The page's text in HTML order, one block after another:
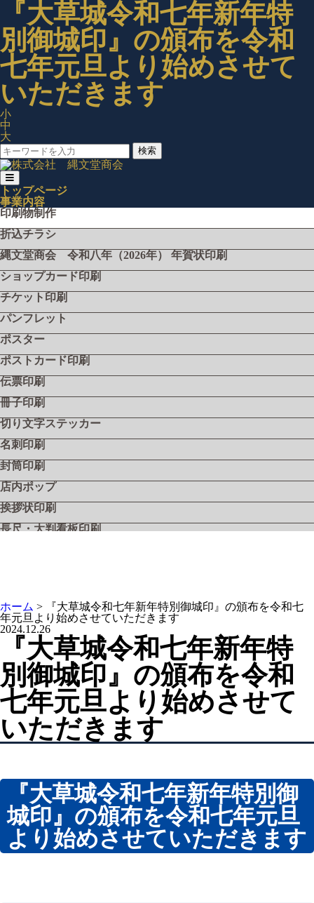
『大草城令和七年新年特
別御城印』の頒布を令和
七年元旦より始めさせて
いただきます
小
中
大
検索
トップページ
事業内容
印刷物制作
折込チラシ
縄文堂商会 令和八年（2026年） 年賀状印刷
ショップカード印刷
チケット印刷
パンフレット
ポスター
ポストカード印刷
伝票印刷
冊子印刷
切り文字ステッカー
名刺印刷
封筒印刷
店内ポップ
挨拶状印刷
長尺・大判看板印刷
工具用社名シール『ツールステッカー』
工具用社名シール『ツールステッカー・シルバー』
工具用社名シール『ツールステッカー・クリア』
電動工具用社名シール『ツールステッカー・バッテリー』
ガスメーター（マイコンメーター）用 社名ラベルステッカ
ー・連絡先シール
ホームページ制作
知多半島情報交換市場
オリジナル印刷うちわ
ピンバッジ
プリントTシャツ
防染タオル
ホーム >
『大草城令和七年新年特別御城印』の頒布を令和七
年元旦より始めさせていただきます
2024.12.26
『大草城令和七年新年特
別御城印』の頒布を令和
七年元旦より始めさせて
いただきます
『大草城令和七年新年特別御
城印』の頒布を令和七年元旦
より始めさせていただきます